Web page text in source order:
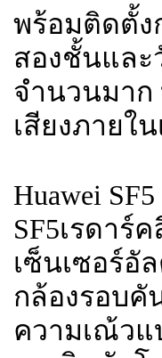
พร้อมติดตั้ง
สองชั้นและ
จำนวนมาก
เสียงภายใ
Huawei
SF5เรดาร์
เซ็นเซอร์อั
กล้องรอบคั
ความเณ้วแ